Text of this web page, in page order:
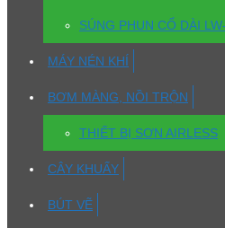
SÚNG PHUN CỔ DÀI
MÁY NÉN KHÍ
BƠM MÀNG, NỒI TRỘN
THIẾT BỊ SƠN AIRLESS
CÂY KHUẤY
BÚT VẼ